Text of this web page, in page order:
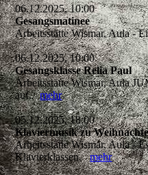
06.12.2025, 10:00
Gesangsmatinee
Arbeitsstätte Wismar, Aula -
06.12.2025, 10:00
Gesangsklasse Relia Paul
Arbeitsstätte Wismar, Aula
auf.mehr
05.12.2025, 18:00
Klaviermusik zu
Arbeitsstätte Wismar, Aula -
Klavierklassen.mehr